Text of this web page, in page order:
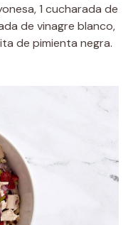
1 cucharada de
de vinagre blanco,
de pimienta negra.